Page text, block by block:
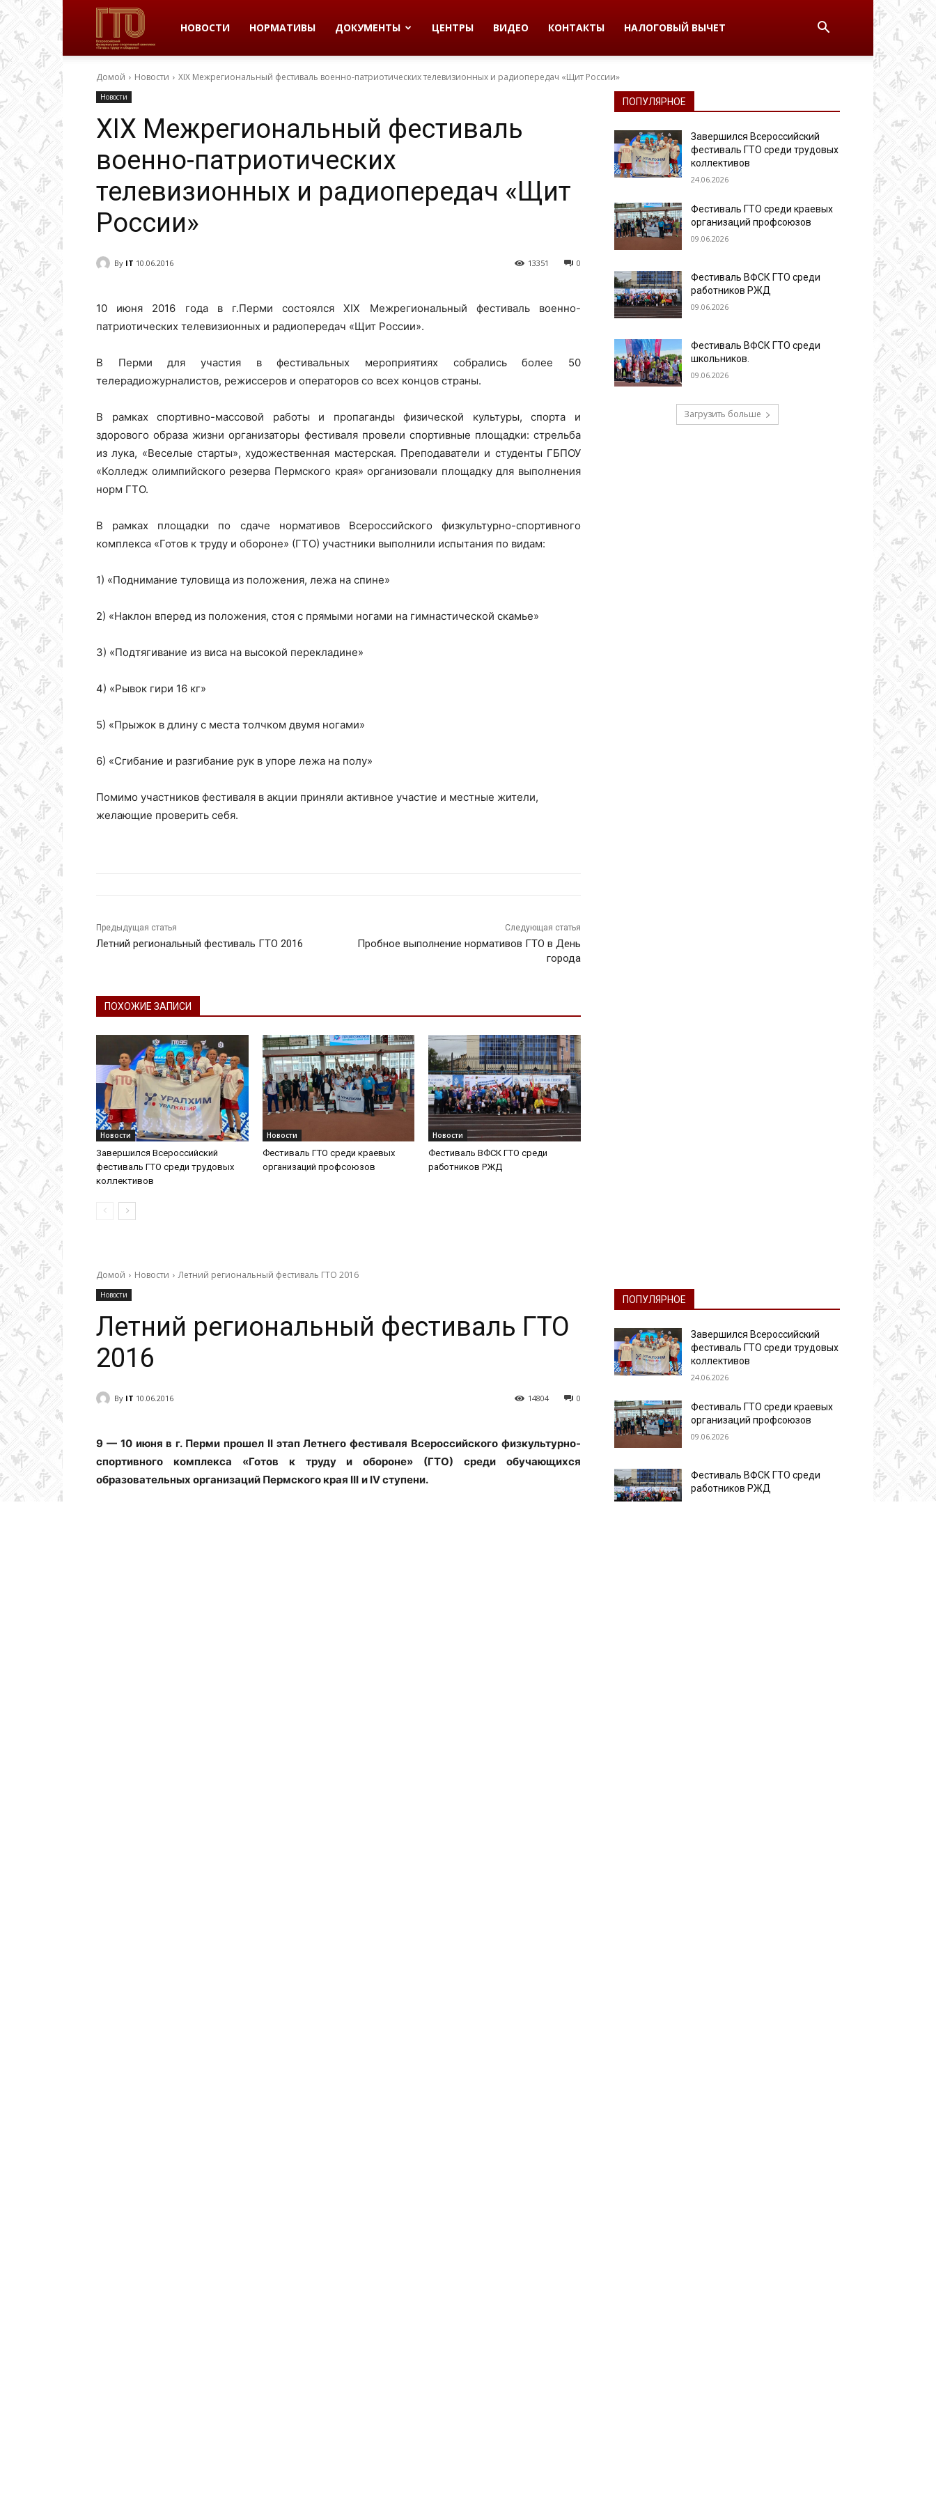
ВФСК
ГТО
в
Пермском
|
Колледж
олимпийского
резерва
Пермского
края
НОВОСТИ НОРМАТИВЫ ДОКУМЕНТЫ ЦЕНТРЫ ВИДЕО КОНТАКТЫ НАЛОГОВЫЙ ВЫЧЕТ
Домой Новости XIX Межрегиональный фестиваль военно-патриотических телевизионных и радиопередач «Щит России»
Новости
XIX Межрегиональный фестиваль
военно-патриотических
телевизионных и радиопередач «Щит
России»
By IT 10.06.2016 0
13351
10 июня 2016 года в г.Перми состоялся XIX Межрегиональный фестиваль военно-
патриотических телевизионных и радиопередач «Щит России».
В Перми для участия в фестивальных мероприятиях собрались более 50
телерадиожурналистов, режиссеров и операторов со всех концов страны.
В рамках спортивно-массовой работы и пропаганды физической культуры, спорта и
здорового образа жизни организаторы фестиваля провели спортивные площадки: стрельба
из лука, «Веселые старты», художественная мастерская. Преподаватели и студенты ГБПОУ
«Колледж олимпийского резерва Пермского края» организовали площадку для выполнения
норм ГТО.
В рамках площадки по сдаче нормативов Всероссийского физкультурно-спортивного
комплекса «Готов к труду и обороне» (ГТО) участники выполнили испытания по видам:
1) «Поднимание туловища из положения, лежа на спине»
2) «Наклон вперед из положения, стоя с прямыми ногами на гимнастической скамье»
3) «Подтягивание из виса на высокой перекладине»
4) «Рывок гири 16 кг»
5) «Прыжок в длину с места толчком двумя ногами»
6) «Сгибание и разгибание рук в упоре лежа на полу»
Помимо участников фестиваля в акции приняли активное участие и местные жители,
желающие проверить себя.
Предыдущая статья
Летний региональный фестиваль ГТО 2016
Следующая статья
Пробное выполнение нормативов ГТО в День
города
ПОХОЖИЕ ЗАПИСИ
Новости
Завершился Всероссийский
фестиваль ГТО среди трудовых
коллективов
Новости
Фестиваль ГТО среди краевых
организаций профсоюзов
Новости
Фестиваль ВФСК ГТО среди
работников РЖД
ПОПУЛЯРНОЕ
Завершился Всероссийский
фестиваль ГТО среди трудовых
коллективов
24.06.2026
Фестиваль ГТО среди краевых
организаций профсоюзов
09.06.2026
Фестиваль ВФСК ГТО среди
работников РЖД
09.06.2026
Фестиваль ВФСК ГТО среди
школьников.
09.06.2026
Загрузить больше